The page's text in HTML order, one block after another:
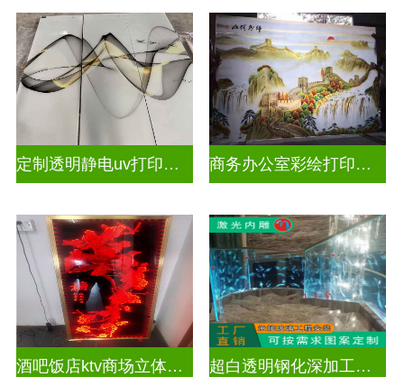
定制透明静电uv打印玻璃 商务办公室彩绘打印玻璃
酒吧饭店ktv商场立体激光内雕屏风 超白透明钢化深加工激光内雕精雕